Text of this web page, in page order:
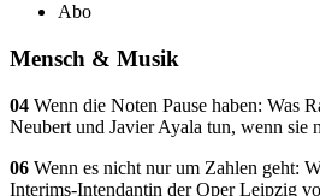
Abo
Mensch & Musik
04 Wenn die Noten Pause haben: Was
Neubert und Javier Ayala tun, wenn sie
06 Wenn es nicht nur um Zahlen geht:
Interims-Intendantin der Oper Leipzig